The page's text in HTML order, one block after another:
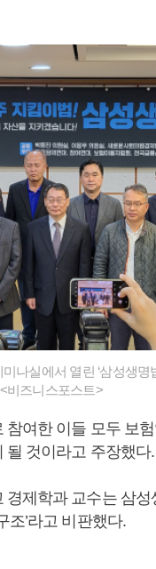
나실에서 열린 ‘삼성생
비즈니스포스트>
여한 이들 모두 보
될 것이라고 주장했다.
제학과 교수는 삼
조’라고 비판했다.